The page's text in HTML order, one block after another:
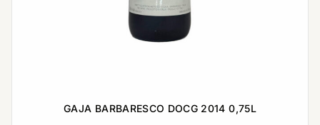
GAJA BARBARESCO DOCG 2014 0,75L